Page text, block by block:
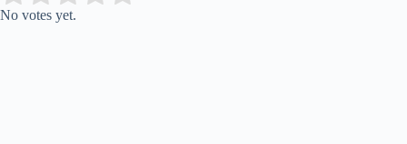
No votes yet.